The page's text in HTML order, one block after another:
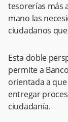
tesorerías más
mano las
ciudadanos
Esta doble
permite a
orientada a
entregar
ciudadanía.